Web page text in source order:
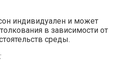
индивидуален и может
в зависимости от
среды.